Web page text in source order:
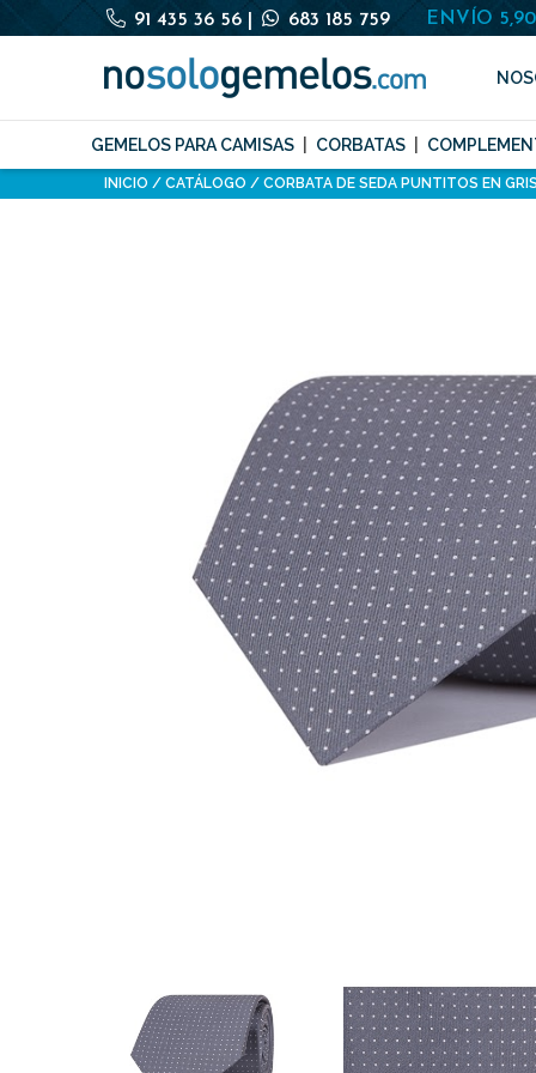
91 435 36 56 683 185 759 ENVÍO
GEMELOS PARA CAMISAS CORBATAS
INICIO CATÁLOGO CORBATA DE SEDA PUNTITOS EN GRIS